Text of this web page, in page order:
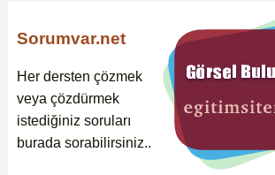
Sorumvar.net
Her dersten çözmek
veya çözdürmek
istediğiniz soruları
burada sorabilirsiniz..